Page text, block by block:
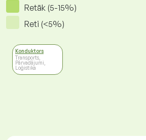
Retāk (5-15%)
Reti (<5%)
Konduktors
Transports,
Pārvadājumi,
Loģistika